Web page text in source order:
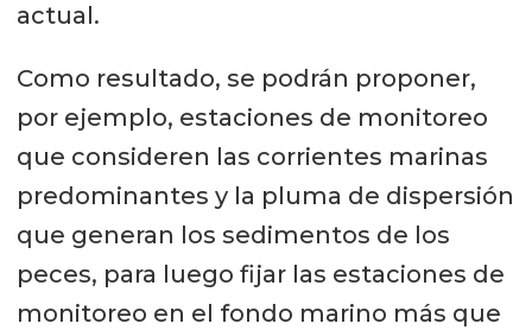
actual.
Como resultado, se podrán proponer,
por ejemplo, estaciones de monitoreo
que consideren las corrientes marinas
predominantes y la pluma de dispersión
que generan los sedimentos de los
peces, para luego fijar las estaciones de
monitoreo en el fondo marino más que